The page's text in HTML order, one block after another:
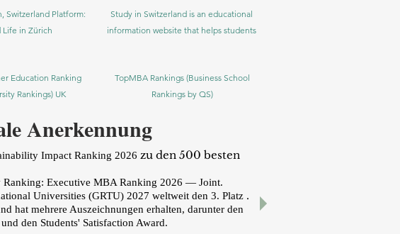
Switzerland Platform:
Life in Zürich
Study in Switzerland is an educational
information website that helps students
Education Ranking
Rankings) UK
TopMBA Rankings (Business School
Rankings by QS)
Anerkennung
Impact Ranking 2026 zu den 500 besten
Ranking: Executive MBA Ranking 2026 — Joint.
Universities (GRTU) 2027 weltweit den 3. Platz.
hat mehrere Auszeichnungen erhalten, darunter den
den Students' Satisfaction Award.